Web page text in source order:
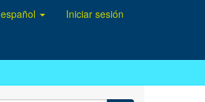
español Iniciar sesión